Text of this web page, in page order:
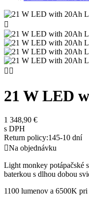

 
21 W LED
1 348,90 €
s DPH
Return policy:145-10 dní
Na objednávku
Light monkey
baterkou s dlhou dobou
1100 lumenov a 6500K pri